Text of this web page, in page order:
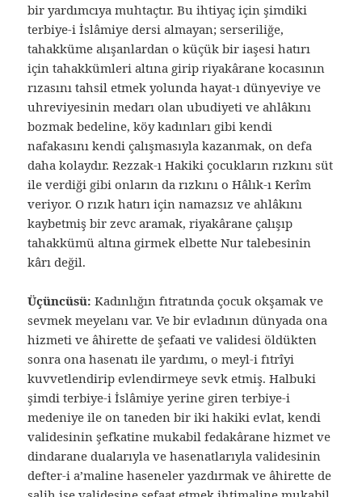
bir yardımcıya muhtaçtır. Bu ihtiyaç için şimdiki
terbiye-i İslâmiye dersi almayan; serseriliğe,
tahakküme alışanlardan o küçük bir iaşesi hatırı
için tahakkümleri altına girip riyakârane kocasının
rızasını tahsil etmek yolunda hayat-ı dünyeviye ve
uhreviyesinin medarı olan ubudiyeti ve ahlâkını
bozmak bedeline, köy kadınları gibi kendi
nafakasını kendi çalışmasıyla kazanmak, on defa
daha kolaydır. Rezzak-ı Hakiki çocukların rızkını süt
ile verdiği gibi onların da rızkını o Hâlık-ı Kerîm
veriyor. O rızık hatırı için namazsız ve ahlâkını
kaybetmiş bir zevc aramak, riyakârane çalışıp
tahakkümü altına girmek elbette Nur talebesinin
kârı değil.
Üçüncüsü: Kadınlığın fıtratında çocuk okşamak ve
sevmek meyelanı var. Ve bir evladının dünyada ona
hizmeti ve âhirette de şefaati ve validesi öldükten
sonra ona hasenatı ile yardımı, o meyl-i fıtrîyi
kuvvetlendirip evlendirmeye sevk etmiş. Halbuki
şimdi terbiye-i İslâmiye yerine giren terbiye-i
medeniye ile on taneden bir iki hakiki evlat, kendi
validesinin şefkatine mukabil fedakârane hizmet ve
dindarane dualarıyla ve hasenatlarıyla validesinin
defter-i a’maline haseneler yazdırmak ve âhirette de